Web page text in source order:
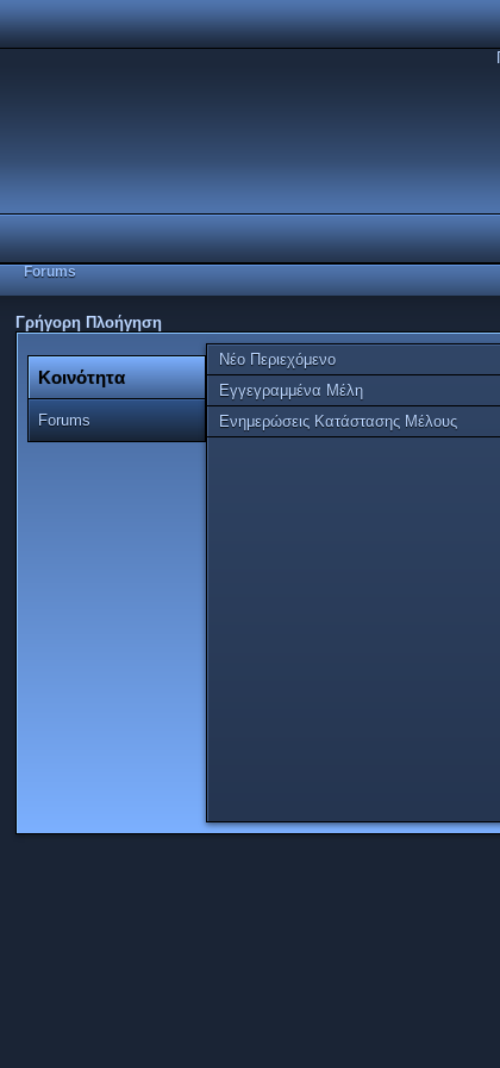
Forums
Γρήγορη Πλοήγηση
Κοινότητα
Forums
Νέο Περιεχόμενο
Εγγεγραμμένα Μέλη
Ενημερώσεις Κατάστασης Μέλους